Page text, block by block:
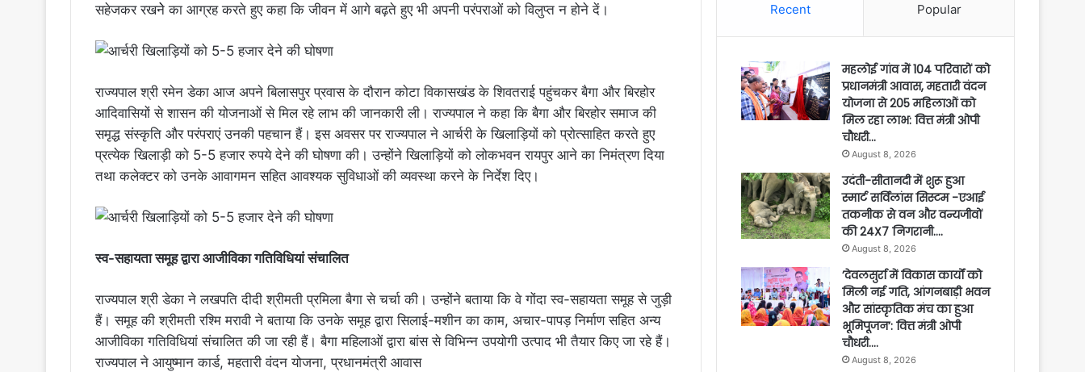
सहेजकर रखनेे का आग्रह करते हुए कहा कि जीवन में आगे बढ़ते हुए भी अपनी परंपराओं को विलुप्त न होने दें।
राज्यपाल श्री रमेन डेका आज अपने बिलासपुर प्रवास के दौरान कोटा विकासखंड के शिवतराई पहुंचकर बैगा और बिरहोर
आदिवासियों से शासन की योजनाओं से मिल रहे लाभ की जानकारी ली। राज्यपाल ने कहा कि बैगा और बिरहोर समाज की
समृद्ध संस्कृति और परंपराएं उनकी पहचान हैं। इस अवसर पर राज्यपाल ने आर्चरी के खिलाड़ियों को प्रोत्साहित करते हुए
प्रत्येक खिलाड़ी को 5-5 हजार रुपये देने की घोषणा की। उन्होंने खिलाड़ियों को लोकभवन रायपुर आने का निमंत्रण दिया
तथा कलेक्टर को उनके आवागमन सहित आवश्यक सुविधाओं की व्यवस्था करने के निर्देश दिए।
स्व-सहायता समूह द्वारा आजीविका गतिविधियां संचालित
राज्यपाल श्री डेका ने लखपति दीदी श्रीमती प्रमिला बैगा से चर्चा की। उन्होंने बताया कि वे गोंदा स्व-सहायता समूह से जुड़ी
हैं। समूह की श्रीमती रश्मि मरावी ने बताया कि उनके समूह द्वारा सिलाई-मशीन का काम, अचार-पापड़ निर्माण सहित अन्य
आजीविका गतिविधियां संचालित की जा रही हैं। बैगा महिलाओं द्वारा बांस से विभिन्न उपयोगी उत्पाद भी तैयार किए जा रहे हैं।
राज्यपाल ने आयुष्मान कार्ड, महतारी वंदन योजना, प्रधानमंत्री आवास
Recent Popular
महलोई गांव में 104 परिवारों को
प्रधानमंत्री आवास, महतारी वंदन
योजना से 205 महिलाओं को
मिल रहा लाभ: वित्त मंत्री ओपी
चौधरी…
August 8, 2026
उदंती-सीतानदी में शुरू हुआ
स्मार्ट सर्विलांस सिस्टम -एआई
तकनीक से वन और वन्यजीवों
की 24X7 निगरानी….
August 8, 2026
’देवलसुर्रा में विकास कार्यों को
मिली नई गति, आंगनबाड़ी भवन
और सांस्कृतिक मंच का हुआ
भूमिपूजन’: वित्त मंत्री ओपी
चौधरी….
August 8, 2026